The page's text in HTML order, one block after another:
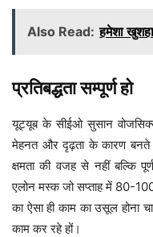
Also Read: हमेशा
प्रतिबद्धता सम्पूर्ण हो
यूट्यूब के सीईओ सुसान
मेहनत और दृढ़ता के कारण
क्षमता की वजह से नहीं बल्कि
एलोन मस्क जो सप्ताह में 80-
का ऐसा ही काम का उसूल होना
काम कर रहे हों।